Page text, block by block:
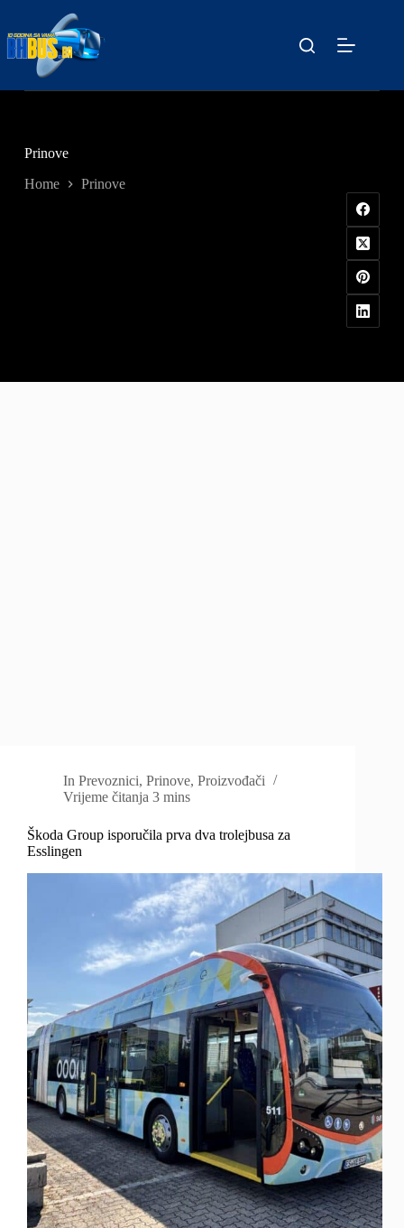
content
Prinove
Home Prinove
In Prevoznici,Prinove,Proizvođači
Vrijeme čitanja 3 mins
Škoda Group isporučila prva dva trolejbusa za
Esslingen